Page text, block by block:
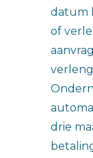
datum
of
drie